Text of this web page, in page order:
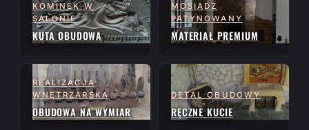
KOMINEK W
SALONIE
KUTA OBUDOWA
MOSIĄDZ
PATYNOWANY
MATERIAŁ PREMIUM
REALIZACJA
WNĘTRZARSKA
OBUDOWA NA WYMIAR
DETAL OBUDOWY
RĘCZNE KUCIE